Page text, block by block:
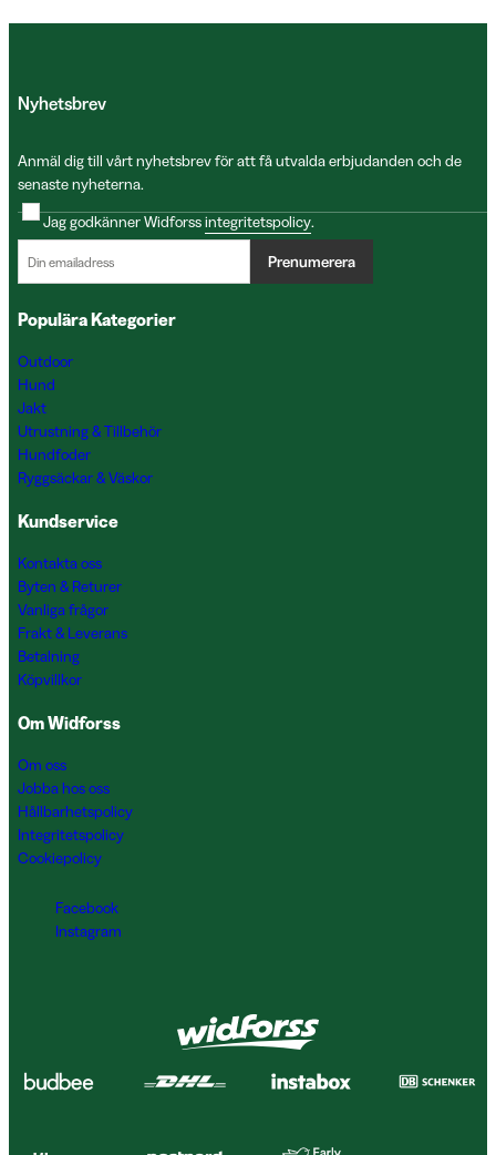
Nyhetsbrev
Anmäl dig till vårt nyhetsbrev för att få utvalda erbjudanden och de
senaste nyheterna.
Jag godkänner Widforssintegritetspolicy.
Prenumerera
Populära Kategorier
Outdoor
Hund
Jakt
Utrustning & Tillbehör
Hundfoder
Ryggsäckar & Väskor
Kundservice
Kontakta oss
Byten & Returer
Vanliga frågor
Frakt & Leverans
Betalning
Köpvillkor
Om Widforss
Om oss
Jobba hos oss
Hållbarhetspolicy
Integritetspolicy
Cookiepolicy
Facebook
Instagram